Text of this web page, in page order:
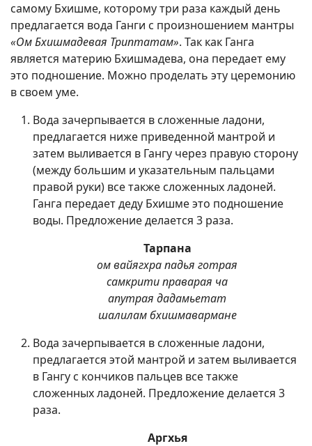
самому Бхишме, которому три раза каждый день
предлагается вода Ганги с произношением мантры
«Ом Бхишмадевая Триптатам». Так как Ганга
является материю Бхишмадева, она передает ему
это подношение. Можно проделать эту церемонию
в своем уме.
Вода зачерпывается в сложенные ладони,
предлагается ниже приведенной мантрой и
затем выливается в Гангу через правую сторону
(между большим и указательным пальцами
правой руки) все также сложенных ладоней.
Ганга передает деду Бхишме это подношение
воды. Предложение делается 3 раза.
Тарпана
ом вайягхра падья готрая
самкрити праварая ча
апутрая дадамьетат
шалилам бхишмавармане
Вода зачерпывается в сложенные ладони,
предлагается этой мантрой и затем выливается
в Гангу с кончиков пальцев все также
сложенных ладоней. Предложение делается 3
раза.
Аргхья